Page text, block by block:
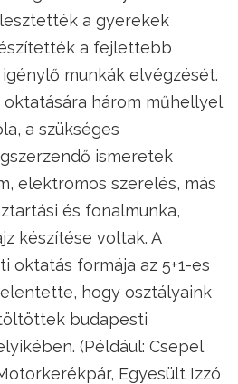
a gyerekek
a fejlettebb
munkák elvégzését.
három műhellyel
a szükséges
ismeretek
elektromos szerelés, más
és fonalmunka,
készítése voltak. A
oktatás formája az 5+1-es
hogy osztályaink
budapesti
(Például: Csepel
Egyesült Izzó